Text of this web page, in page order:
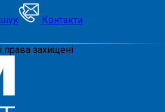
Контакти
захищені